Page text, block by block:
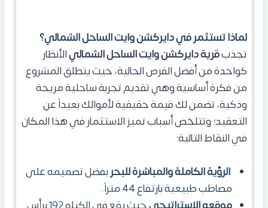
لماذا تستثمر في دايركشن وايت الساحل الشمالي؟
تجذبقرية دايركشن وايت الساحل الشماليالأنظار
كواحدة من أفضل الفرص الحالية، حيث ينطلق المشروع
من فكرة أساسية وهي تقديم تجربة ساحلية مريحة
وذكية، تضمن لك قيمة حقيقية لأموالك بعيداً عن
التعقيد؛ وتتلخص أسباب تميز الاستثمار في هذا المكان
في النقاط التالية:
الرؤية الكاملة والمباشرة للبحربفضل تصميمه على
مصاطب طبيعية بارتفاع 44 متراً.